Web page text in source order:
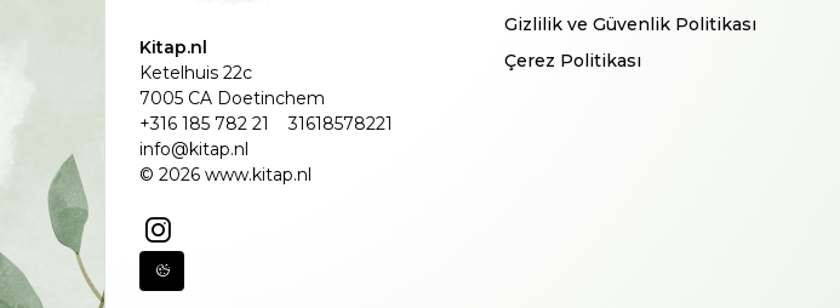
Kitap.nl
Ketelhuis 22c
7005 CA Doetinchem
+316 185 782 21
31618578221
info@kitap.nl
© 2026 www.kitap.nl
Gizlilik ve Güvenlik Politikası
Çerez Politikası